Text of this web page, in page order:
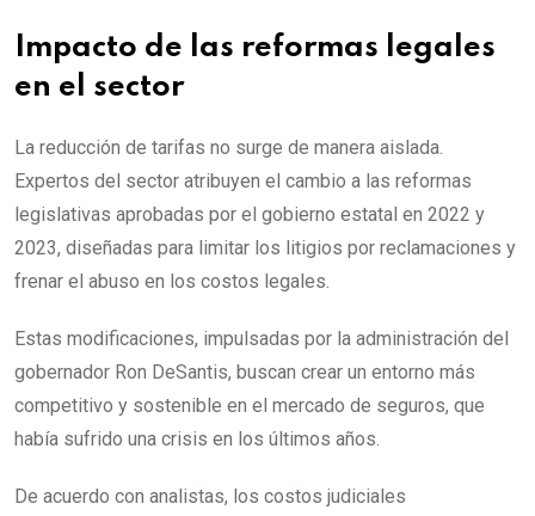
Impacto de las reformas legales
en el sector
La reducción de tarifas no surge de manera aislada.
Expertos del sector atribuyen el cambio a las reformas
legislativas aprobadas por el gobierno estatal en 2022 y
2023, diseñadas para limitar los litigios por reclamaciones y
frenar el abuso en los costos legales.
Estas modificaciones, impulsadas por la administración del
gobernador Ron DeSantis, buscan crear un entorno más
competitivo y sostenible en el mercado de seguros, que
había sufrido una crisis en los últimos años.
De acuerdo con analistas, los costos judiciales